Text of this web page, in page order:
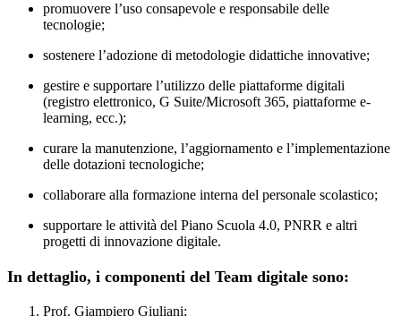
promuovere l’uso consapevole e responsabile delle
tecnologie;
sostenere l’adozione di metodologie didattiche innovative;
gestire e supportare l’utilizzo delle piattaforme digitali
(registro elettronico, G Suite/Microsoft 365, piattaforme e-
learning, ecc.);
curare la manutenzione, l’aggiornamento e l’implementazione
delle dotazioni tecnologiche;
collaborare alla formazione interna del personale scolastico;
supportare le attività del Piano Scuola 4.0, PNRR e altri
progetti di innovazione digitale.
In dettaglio, i componenti del Team digitale sono:
Prof. Giampiero Giuliani;